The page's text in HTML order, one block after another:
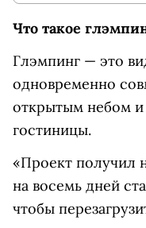
Что такое
Глэмпинг — это
одновременно
открытым небом и
гостиницы.
«Проект получил
на восемь дней
чтобы